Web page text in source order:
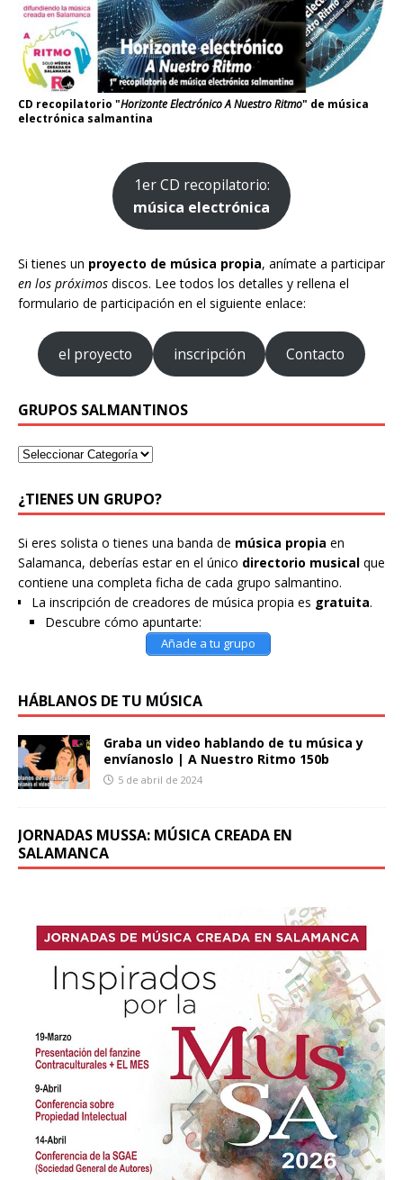
CD recopilatorio "Horizonte Electrónico A Nuestro Ritmo" de música
electrónica salmantina
1er CD recopilatorio:
música electrónica
Si tienes un proyecto de música propia, anímate a participar
en los próximos discos. Lee todos los detalles y rellena el
formulario de participación en el siguiente enlace:
el proyecto inscripción Contacto
GRUPOS SALMANTINOS
¿TIENES UN GRUPO?
Si eres solista o tienes una banda de música propia en
Salamanca, deberías estar en el único directorio musical que
contiene una completa ficha de cada grupo salmantino.
La inscripción de creadores de música propia es gratuita.
Descubre cómo apuntarte:
Añade a tu grupo
HÁBLANOS DE TU MÚSICA
Graba un video hablando de tu música y
envíanoslo | A Nuestro Ritmo 150b
5 de abril de 2024
JORNADAS MUSSA: MÚSICA CREADA EN
SALAMANCA